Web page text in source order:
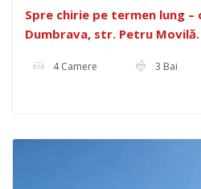
Spre chirie pe termen lung –
Dumbrava, str. Petru Movilă.
4 Camere 3 Bai